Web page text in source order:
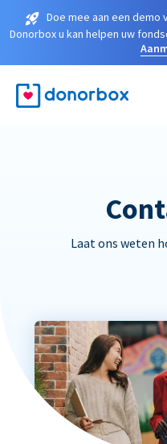
Doe mee aan een demo
Donorbox u kan helpen uw
Laat ons weten